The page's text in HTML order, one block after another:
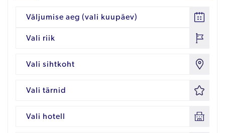
Väljumise aeg (vali kuupäev)
Vali riik
Vali sihtkoht
Vali tärnid
Vali hotell